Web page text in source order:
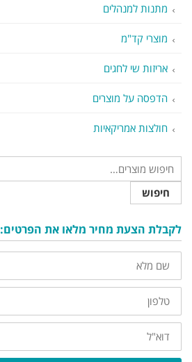
מתנות למנהלים
מוצרי קד"מ
אריזות שי לחגים
הדפסה על מוצרים
חולצות אמריקאיות
חיפוש
לקבלת הצעת מחיר מלאו את הפרטים:
שם
מלא
טלפון
דוא"ל